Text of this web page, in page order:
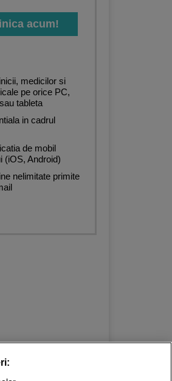
acum!
medicilor si
pe orice PC,
tableta
in cadrul
de mobil
(iOS, Android)
nelimitate primite